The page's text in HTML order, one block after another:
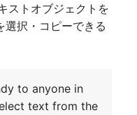
ストオブジェクトを
選択・コピーできる
to anyone in
text from the